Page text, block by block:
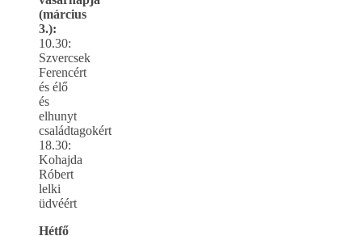
(március
3.):
10.30:
Szvercsek
Ferencért
és élő
és
elhunyt
családtagokért
18.30:
Kohajda
Róbert
lelki
üdvéért
Hétfő